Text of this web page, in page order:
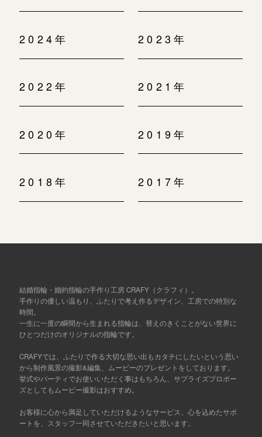
2024年 2023年
2022年 2021年
2020年 2019年
2018年 2017年
結婚指輪・婚約指輪の手作り工房 CRAFY（クラフィ）。
手作りの優しい温もり、ふたりで考え作るデザイン、工房での特別な
時間。
一生に一度の瞬間から生まれる指輪は、替えのきくことがない世界に
ひとつだけのオリジナルの指輪です。
CRAFYでは、ふたりで作る大切な思い出もカタチにしたいという思い
から制作風景の撮影&編集、ムービーのプレゼントをしております。
挙式やパーティでお使いいただく事はもちろん、サプライズプロポー
ズとしてもムービー撮影はおすすめ。
お客様に心から満足していただけるようなサービス、心を込めたサポ
ートを、スタッフ一同させていただきたいと思います。